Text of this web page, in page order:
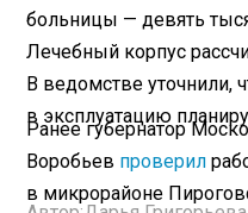
больницы — девять
Лечебный корпус
В ведомстве уточнили,
в эксплуатацию
Ранее губернатор
Воробьев проверил
в микрорайоне